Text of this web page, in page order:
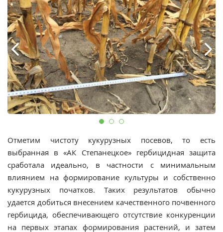
Отметим чистоту кукурузных посевов, то есть
выбранная в «АК Степанецкое» гербицидная защита
сработала идеально, в частности с минимальным
влиянием на формирование культуры и собственно
кукурузных початков. Таких результатов обычно
удается добиться внесением качественного почвенного
гербицида, обеспечивающего отсутствие конкуренции
на первых этапах формирования растений, и затем